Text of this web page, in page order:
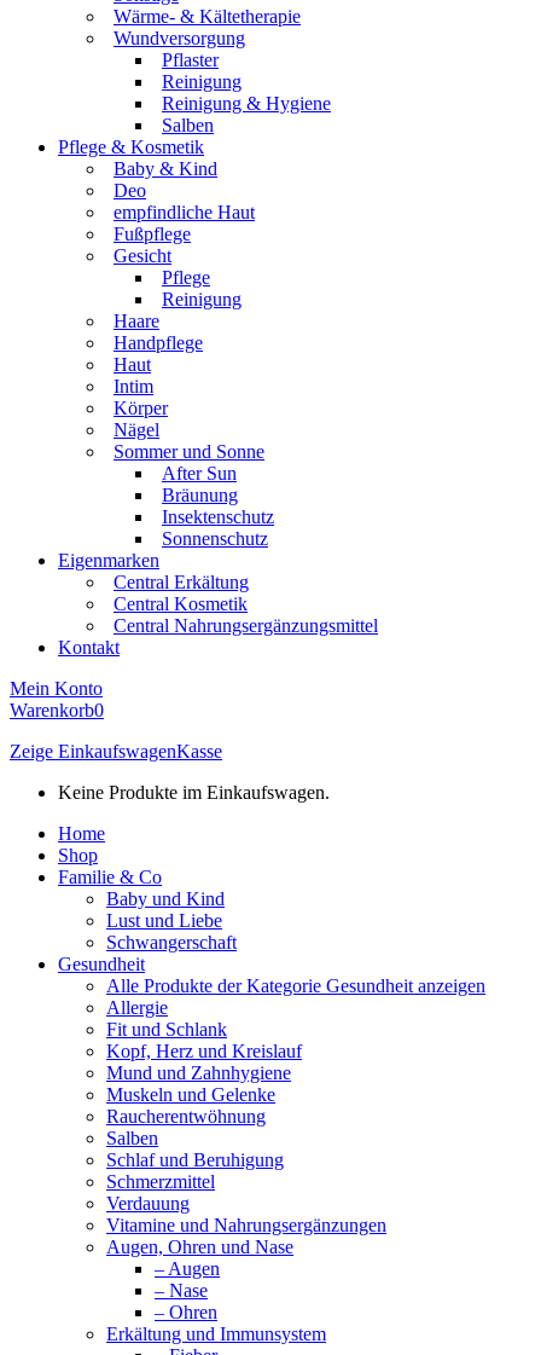
Wärme- & Kältetherapie
Wundversorgung
Pflaster
Reinigung
Reinigung & Hygiene
Salben
Pflege & Kosmetik
Baby & Kind
Deo
empfindliche Haut
Fußpflege
Gesicht
Pflege
Reinigung
Haare
Handpflege
Haut
Intim
Körper
Nägel
Sommer und Sonne
After Sun
Bräunung
Insektenschutz
Sonnenschutz
Eigenmarken
Central Erkältung
Central Kosmetik
Central Nahrungsergänzungsmittel
Kontakt
Mein Konto
Warenkorb0
Zeige EinkaufswagenKasse
Keine Produkte im Einkaufswagen.
Home
Shop
Familie & Co
Baby und Kind
Lust und Liebe
Schwangerschaft
Gesundheit
Alle Produkte der Kategorie Gesundheit anzeigen
Allergie
Fit und Schlank
Kopf, Herz und Kreislauf
Mund und Zahnhygiene
Muskeln und Gelenke
Raucherentwöhnung
Salben
Schlaf und Beruhigung
Schmerzmittel
Verdauung
Vitamine und Nahrungsergänzungen
Augen, Ohren und Nase
– Augen
– Nase
– Ohren
Erkältung und Immunsystem